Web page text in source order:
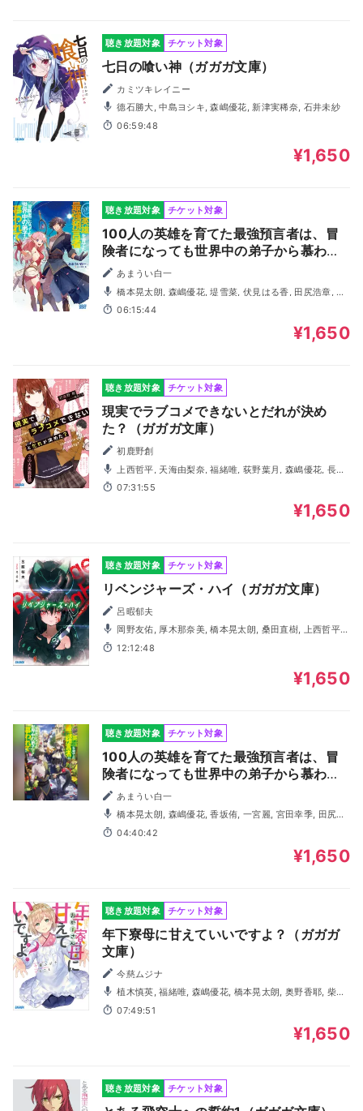
聴き放題対象 チケット対象
七日の喰い神（ガガガ文庫）
カミツキレイニー
德石勝大, 中島ヨシキ, 森嶋優花, 新津実稀奈, 石井未紗
06:59:48
¥1,650
聴き放題対象 チケット対象
100人の英雄を育てた最強預言者は、冒
険者になっても世界中の弟子から慕われ
てます（ガガガ文庫）
あまうい白一
橋本晃太朗, 森嶋優花, 堤雪菜, 伏見はる香, 田尻浩章, 納
富ももこ, 江田拓寛
06:15:44
¥1,650
聴き放題対象 チケット対象
現実でラブコメできないとだれが決め
た？（ガガガ文庫）
初鹿野創
徳人, ランズベリーアーサー
07:31:55
¥1,650
聴き放題対象 チケット対象
リベンジャーズ・ハイ（ガガガ文庫）
呂暇郁夫
森嶋優花, 千先広大, 本間沙智子
12:12:48
¥1,650
聴き放題対象 チケット対象
100人の英雄を育てた最強預言者は、冒
険者になっても世界中の弟子から慕われ
てます 3 （ガガガ文庫）
あまうい白一
橋本晃太朗, 森嶋優花, 香坂侑, 一宮麗, 宮田幸季, 田尻浩
章, 石野竜三, 三木一眞, あらいゆい
04:40:42
¥1,650
聴き放題対象 チケット対象
年下寮母に甘えていいですよ？（ガガガ
文庫）
今慈ムジナ
植木慎英, 福緒唯, 森嶋優花, 橋本晃太朗, 奥野香耶, 柴崎
まりな, 内野孝聡, 宮城一貴
07:49:51
¥1,650
聴き放題対象 チケット対象